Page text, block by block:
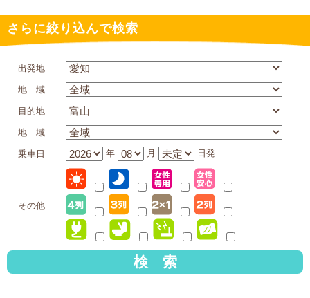
さらに絞り込んで検索
出発地
地 域
目的地
地 域
乗車日 年 月 日発
その他
検 索